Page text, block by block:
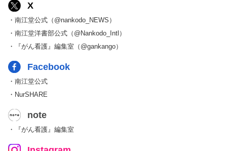
X
・南江堂公式（@nankodo_NEWS）
・南江堂洋書部公式（@Nankodo_Intl）
・『がん看護』編集室（@gankango）
Facebook
・南江堂公式
・NurSHARE
note
・『がん看護』編集室